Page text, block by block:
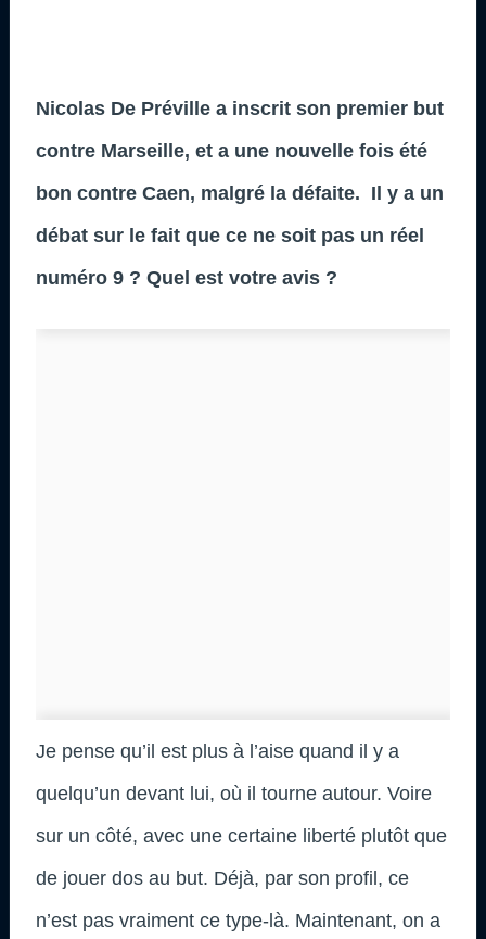
Nicolas De Préville a inscrit son premier but
contre Marseille, et a une nouvelle fois été
bon contre Caen, malgré la défaite. Il y a un
débat sur le fait que ce ne soit pas un réel
numéro 9 ? Quel est votre avis ?
Je pense qu’il est plus à l’aise quand il y a
quelqu’un devant lui, où il tourne autour. Voire
sur un côté, avec une certaine liberté plutôt que
de jouer dos au but. Déjà, par son profil, ce
n’est pas vraiment ce type-là. Maintenant, on a